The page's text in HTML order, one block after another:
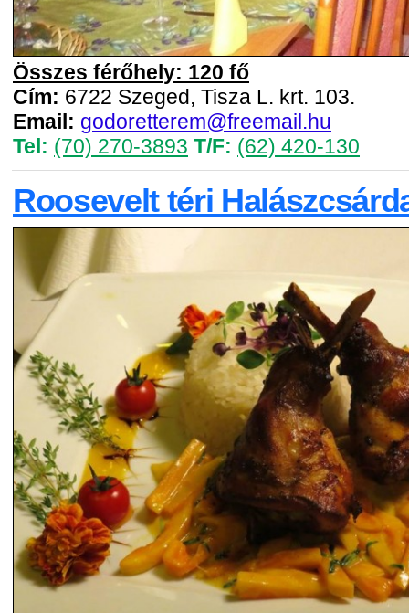
Összes férőhely: 120 fő
Cím: 6722 Szeged, Tisza L. krt. 103.
Email: godoretterem@freemail.hu
Tel: (70) 270-3893 T/F: (62) 420-130
Roosevelt téri